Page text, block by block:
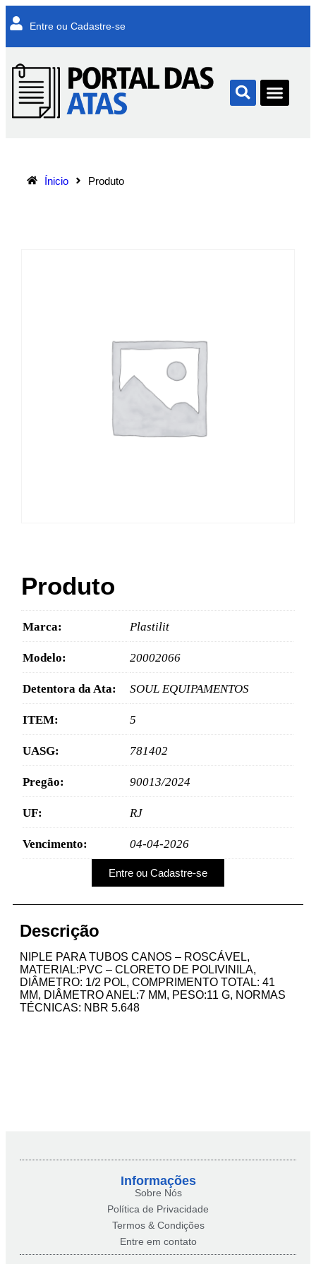
Entre ou Cadastre-se
Ínicio Produto
Produto
Marca: Plastilit
Modelo: 20002066
Detentora da Ata: SOUL EQUIPAMENTOS
ITEM: 5
UASG: 781402
Pregão: 90013/2024
UF: RJ
Vencimento: 04-04-2026
Entre ou Cadastre-se
Descrição
NIPLE PARA TUBOS CANOS – ROSCÁVEL,
MATERIAL:PVC – CLORETO DE POLIVINILA,
DIÂMETRO: 1/2 POL, COMPRIMENTO TOTAL: 41
MM, DIÂMETRO ANEL:7 MM, PESO:11 G, NORMAS
TÉCNICAS: NBR 5.648
Informações
Sobre Nós
Política de Privacidade
Termos & Condições
Entre em contato